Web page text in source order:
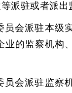
派驻或者派出
会派驻本级
的监察机构
会派驻监察